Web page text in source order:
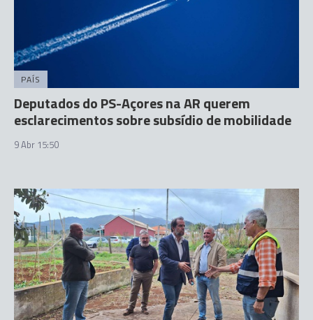
PAÍS
Deputados do PS-Açores na AR querem
esclarecimentos sobre subsídio de mobilidade
9 Abr 15:50